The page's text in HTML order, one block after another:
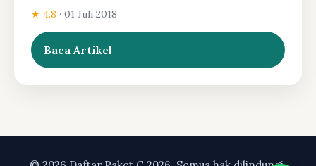
★ 4.8 · 01 Juli 2018
Baca Artikel